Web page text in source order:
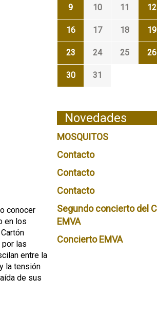
conocer
en los
por las
entre la
la tensión
de sus
9 10 11 12
16 17 18 19
23 24 25 26
30
31
Novedades
MOSQUITOS
Contacto
Contacto
Contacto
Segundo concierto del
EMVA
Concierto EMVA